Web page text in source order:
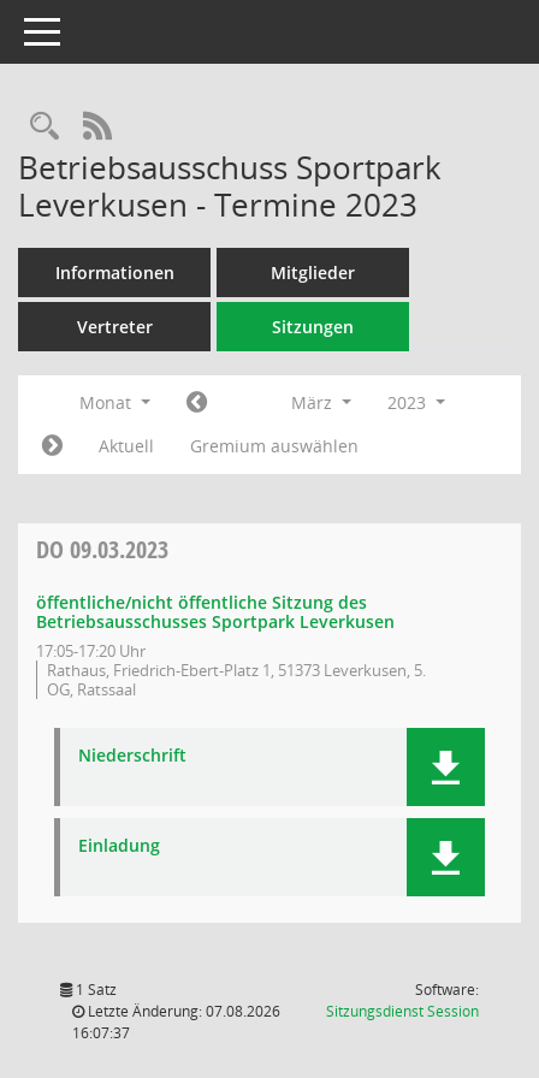
Toggle navigation
Rechercheauswahl
RSS-Feed
Betriebsausschuss Sportpark
Leverkusen - Termine 2023
Informationen Mitglieder
Vertreter Sitzungen
Monat März
2023
Aktuell
Gremium auswählen
DO 09.03.2023
öffentliche/nicht öffentliche Sitzung des
Betriebsausschusses Sportpark Leverkusen
17:05-17:20 Uhr
Rathaus, Friedrich-Ebert-Platz 1, 51373 Leverkusen, 5.
OG, Ratssaal
Niederschrift
Einladung
1 Satz
Letzte Änderung: 07.08.2026
16:07:37
Software:
SitzungsdienstSession(Wird in